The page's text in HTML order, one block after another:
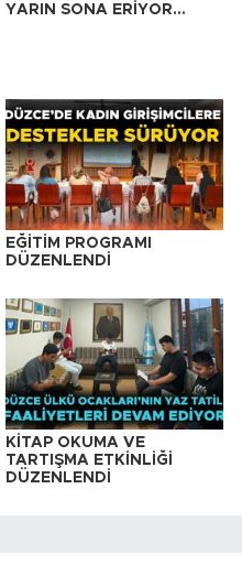
YARIN SONA ERİYOR…
EĞİTİM PROGRAMI
DÜZENLENDİ
KİTAP OKUMA VE
TARTIŞMA ETKİNLİĞİ
DÜZENLENDİ